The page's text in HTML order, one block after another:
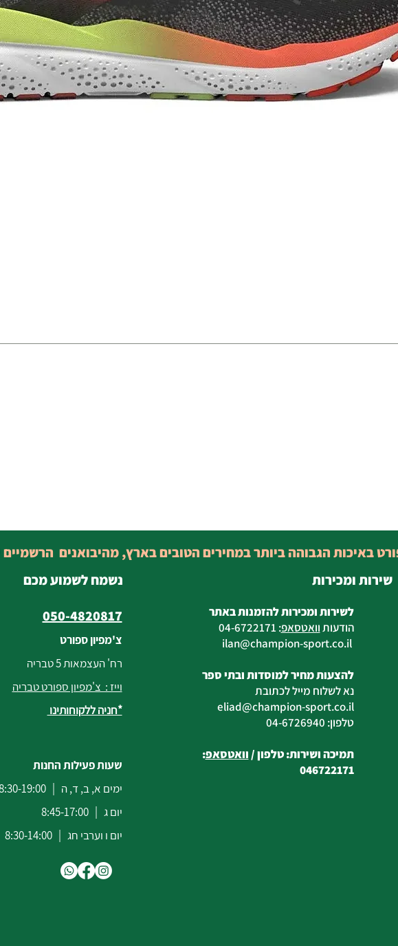
נשמח לשמוע מכם
050-4820817
צ'מפיון ספורט
רח' העצמאות 5 טבריה
וייז : צ'מפיון ספורט טבריה
*חניה ללקוחותינו
שעות פעילות החנות
ימים א, ב, ד, ה | 8:30-19:00
יום ג | 8:45-17:00
יום ו וערבי חג | 8:30-14:00
לשירות ומכירות להזמנות באתר
הודעותוואטסאפ:
04-6722171
ilan
@champion-sport.co.il
להצעות מחיר למוסדות ובתי ספר
נא לשלוח מייל לכתובת
eliad@champion-sport.co.il
טלפון: 04-6726940
תמיכה ושירות: טלפון /וואטסאפ:
046722171
שירות ומכירות
באיכות הגבוהה ביותר במחירים הטובים בארץ, מהיבואנים